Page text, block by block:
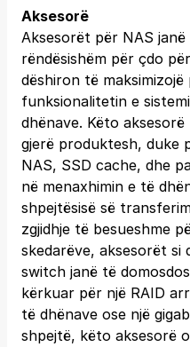
Aksesorë
Aksesorët për NAS
rëndësishëm për çdo
dëshiron të
funksionalitetin e
dhënave. Këto
gjerë produktesh, duke
NAS, SSD cache, dhe
në menaxhimin e të
shpejtësisë së
zgjidhje të besueshme
skedarëve, aksesorët
switch janë të
kërkuar për një RAID
të dhënave ose një
shpejtë, këto aksesorë